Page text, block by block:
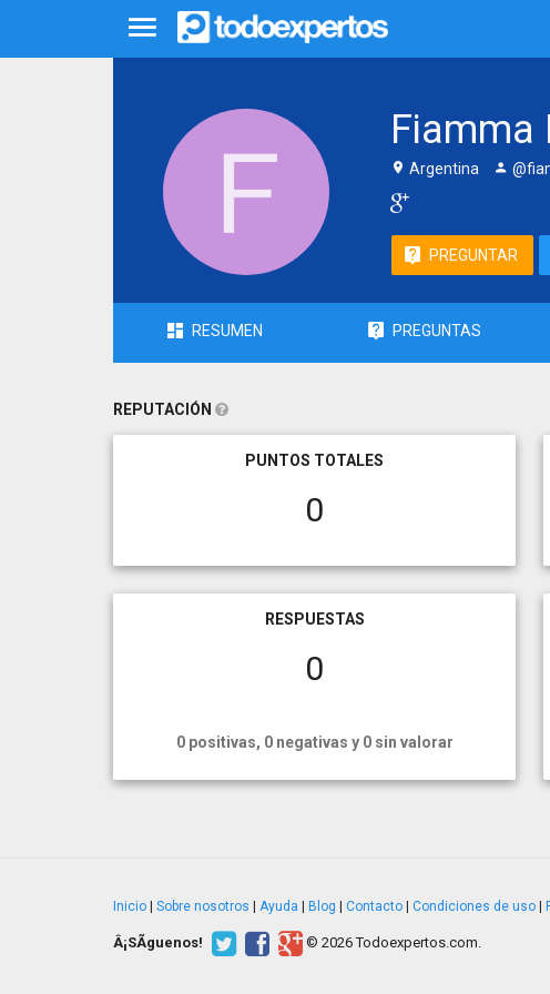
Fiamma
Argentina
PREGUNTAR
RESUMEN PREGUNTAS
REPUTACIÓN
PUNTOS TOTALES
0
RESPUESTAS
0
0 positivas, 0 negativas y 0 sin valorar
Inicio Sobre nosotros Ayuda Blog Contacto Condiciones de uso
Â¡SÃ­guenos! © 2026 Todoexpertos.com.